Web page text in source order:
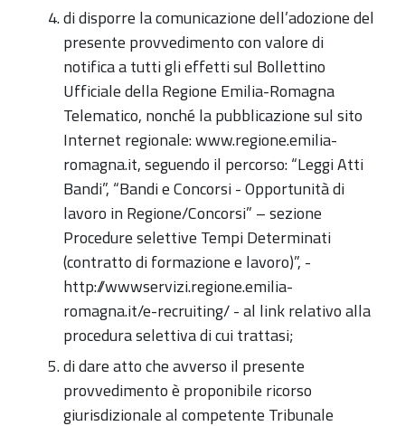
di disporre la comunicazione dell’adozione del
presente provvedimento con valore di
notifica a tutti gli effetti sul Bollettino
Ufficiale della Regione Emilia-Romagna
Telematico, nonché la pubblicazione sul sito
Internet regionale: www.regione.emilia-
romagna.it, seguendo il percorso: “Leggi Atti
Bandi”, “Bandi e Concorsi - Opportunità di
lavoro in Regione/Concorsi” – sezione
Procedure selettive Tempi Determinati
(contratto di formazione e lavoro)”, -
http://wwwservizi.regione.emilia-
romagna.it/e-recruiting/ - al link relativo alla
procedura selettiva di cui trattasi;
di dare atto che avverso il presente
provvedimento è proponibile ricorso
giurisdizionale al competente Tribunale